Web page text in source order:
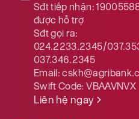
Sđt tiếp nhận:
được hỗ trợ
Sđt gọi ra:
024.2233.2345/
037.346.2345
Email:
Swift Code:VBAAVNVX
Liên hệ ngay